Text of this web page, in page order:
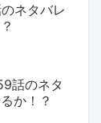
ネタバレ
話のネタ
か！？